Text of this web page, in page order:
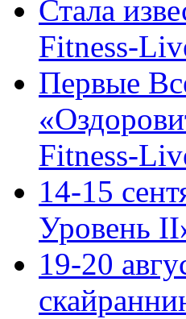
Стала
Fitness-
Первые
Fitness-
14-15
Уровень
19-20